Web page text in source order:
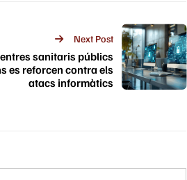
Next Post
sanitaris públics
es reforcen contra els
atacs informàtics